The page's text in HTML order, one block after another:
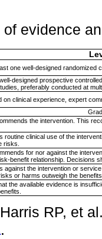
of evidence
one well-designed
designed prospective
preferably conducted at
on clinical experience, expert
the intervention. This
routine clinical use of the
risks.
for nor against the
benefit relationship. Decisions
against the intervention or
or harms outweigh the
the available evidence is
RP, et
.